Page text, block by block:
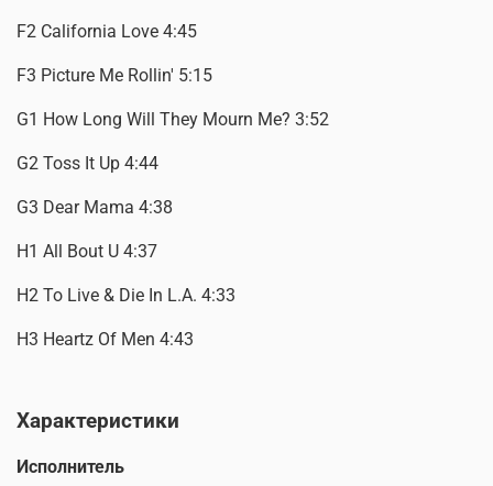
F2 California Love 4:45
F3 Picture Me Rollin' 5:15
G1 How Long Will They Mourn Me? 3:52
G2 Toss It Up 4:44
G3 Dear Mama 4:38
H1 All Bout U 4:37
H2 To Live & Die In L.A. 4:33
H3 Heartz Of Men 4:43
Характеристики
Исполнитель